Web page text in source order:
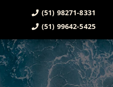
(51) 98271-8331
(51) 99642-5425